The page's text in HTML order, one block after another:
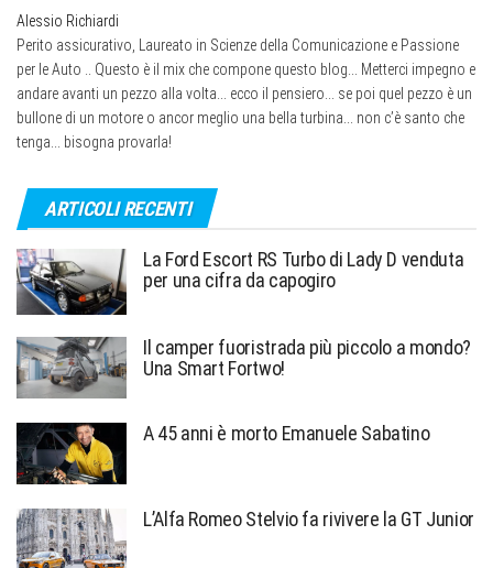
Alessio Richiardi
Perito assicurativo, Laureato in Scienze della Comunicazione e Passione
per le Auto .. Questo è il mix che compone questo blog... Metterci impegno e
andare avanti un pezzo alla volta... ecco il pensiero... se poi quel pezzo è un
bullone di un motore o ancor meglio una bella turbina... non c’è santo che
tenga... bisogna provarla!
ARTICOLI RECENTI
La Ford Escort RS Turbo di Lady D venduta
per una cifra da capogiro
Il camper fuoristrada più piccolo a mondo?
Una Smart Fortwo!
A 45 anni è morto Emanuele Sabatino
L’Alfa Romeo Stelvio fa rivivere la GT Junior